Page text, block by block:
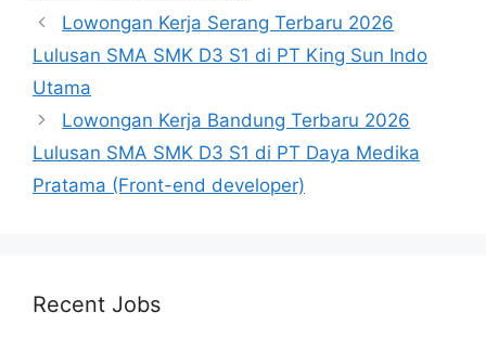
Lowongan Kerja Serang Terbaru 2026
Lulusan SMA SMK D3 S1 di PT King Sun Indo
Utama
Lowongan Kerja Bandung Terbaru 2026
Lulusan SMA SMK D3 S1 di PT Daya Medika
Pratama (Front-end developer)
Recent Jobs